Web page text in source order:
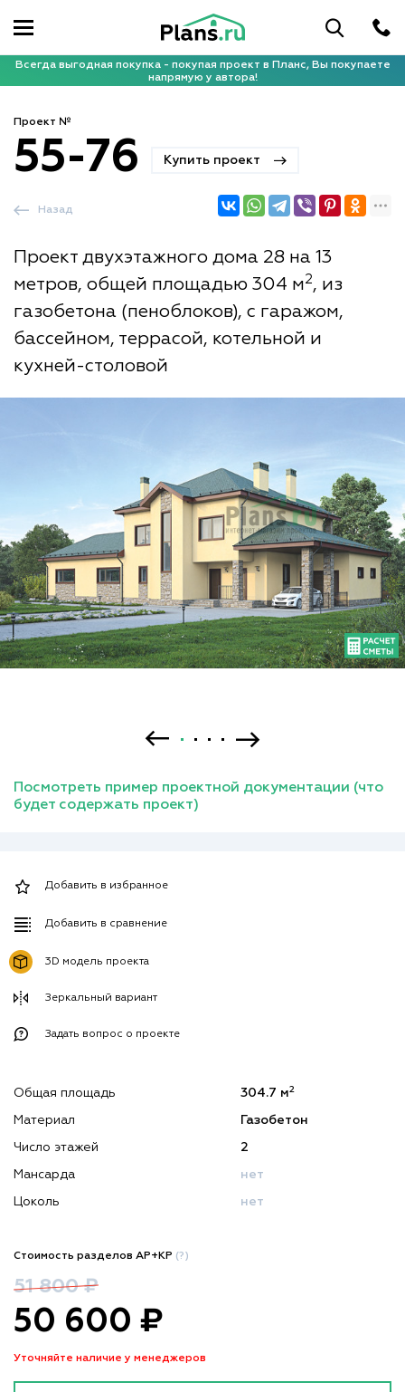
Всегда выгодная покупка - покупая проект в Планс, Вы покупаете
напрямую у автора!
Проект №
55-76 Купить проект
Проект двухэтажного дома 28 на 13
метров, общей площадью 304 м2, из
газобетона (пеноблоков), с гаражом,
бассейном, террасой, котельной и
кухней-столовой
Назад
Посмотреть пример проектной документации (что
будет содержать проект)
Добавить в избранное
Добавить в сравнение
3D модель проекта
Зеркальный вариант
Задать вопрос о проекте
Общая площадь 304.7 м2
Материал Газобетон
Число этажей 2
Мансарда нет
Цоколь нет
Стоимость разделов АР+КР (?)
51 800 ₽
50 600 ₽
Уточняйте наличие у менеджеров